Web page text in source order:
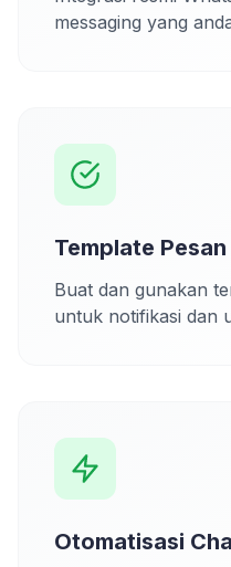
messaging yang
Template Pesan
Buat dan gunakan
untuk notifikasi dan
Otomatisasi